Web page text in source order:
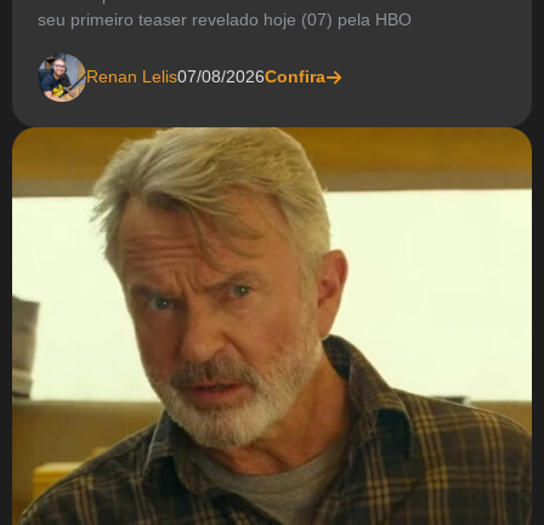
seu primeiro teaser revelado hoje (07) pela HBO
Renan Lelis07/08/2026Confira